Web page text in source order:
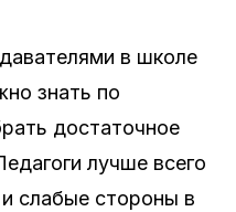
в школе
знать по
достаточное
лучше всего
слабые стороны в